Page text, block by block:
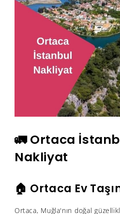
🚛 Ortaca
Nakliyat
🏠 Ortaca Ev
Ortaca, Muğla'nın doğal